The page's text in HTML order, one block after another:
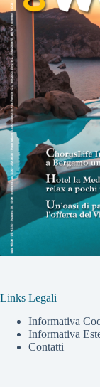
Links Legali
Informativa
Informativa
Contatti